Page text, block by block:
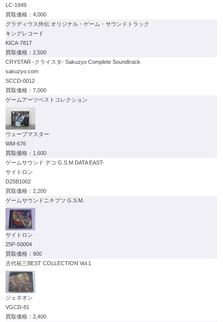
LC-1949
4,000
グラディウス外伝 オリジナル・ゲーム・サウンドトラック
キングレコード
KICA-7817
2,500
CRYSTAR -クライスタ- Sakuzyo Complete Soundtrack
sakuzyo.com
SCCD-0012
7,000
ゲームアーツベストコレクション
ウェーブマスター
WM-676
1,600
ゲームサウンド デコ G.S.M DATA EAST-
サイトロン
D25B1002
2,200
ゲームサウンドニチブツ G.S.M.
サイトロン
25P-50004
900
古代祐三BEST COLLECTION Vol.1
ジェネオン
VGCD-81
2,400